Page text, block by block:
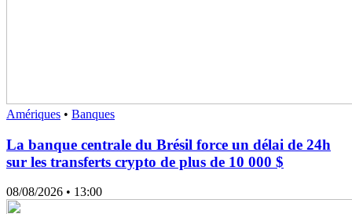
Amériques • Banques
La banque centrale du Brésil force un délai de 24h
sur les transferts crypto de plus de 10 000 $
08/08/2026 • 13:00